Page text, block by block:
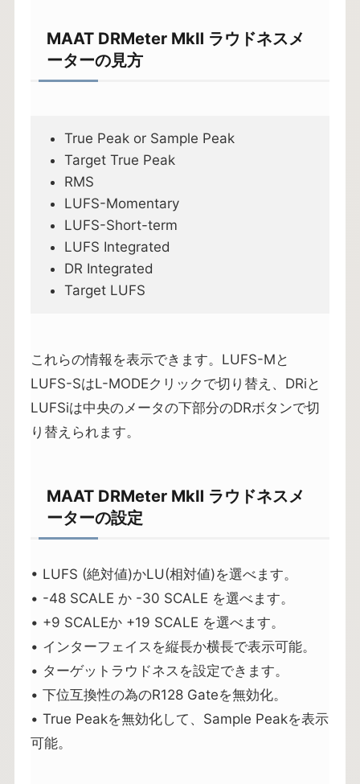
MAAT DRMeter MkⅡ ラウドネスメ
ーターの見方
True Peak or Sample Peak
Target True Peak
RMS
LUFS-Momentary
LUFS-Short-term
LUFS Integrated
DR Integrated
Target LUFS
これらの情報を表示できます。LUFS-Mと
LUFS-SはL-MODEクリックで切り替え、DRiと
LUFSiは中央のメータの下部分のDRボタンで切
り替えられます。
MAAT DRMeter MkⅡ ラウドネスメ
ーターの設定
• LUFS (絶対値)かLU(相対値)を選べます。
• -48 SCALE か -30 SCALE を選べます。
• +9 SCALEか +19 SCALE を選べます。
• インターフェイスを縦長か横長で表示可能。
• ターゲットラウドネスを設定できます。
• 下位互換性の為のR128 Gateを無効化。
• True Peakを無効化して、Sample Peakを表示
可能。